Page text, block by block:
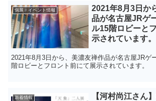
個展・イベント情報
2021年8月3日か
品が名古屋JRゲ
ル15階ロビーと
示されています。
2021年8月3日から、美濃友禅作品が名古屋JRゲ
階ロビーとフロント前にて展示されています。
新着情報
【河村尚江さん